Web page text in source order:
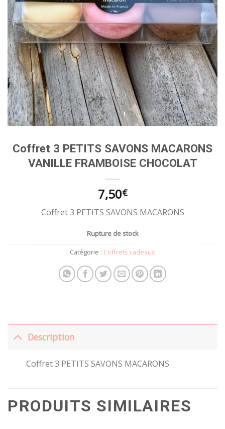
Coffret 3 PETITS SAVONS MACARONS
VANILLE FRAMBOISE CHOCOLAT
7,50€
Coffret 3 PETITS SAVONS MACARONS
Rupture de stock
Catégorie : Coffrets cadeaux
Description
Coffret 3 PETITS SAVONS MACARONS
PRODUITS SIMILAIRES